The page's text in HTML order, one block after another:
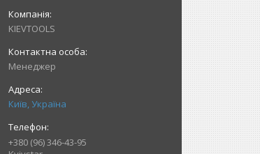
KIEVTOOLS
Менеджер
Київ, Україна
+380 (96) 346-43-95